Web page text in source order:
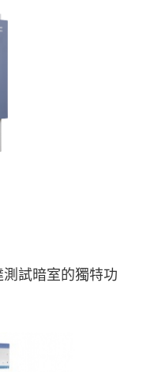
試暗室的獨特功